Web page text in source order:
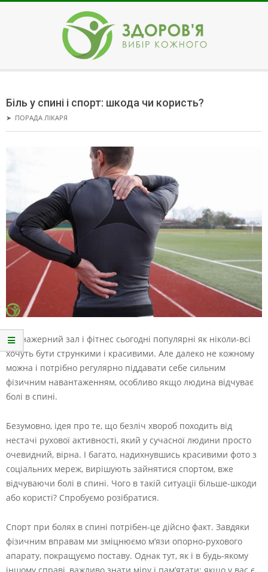
ЗДОРОВ'Я
Menu
Біль у спині і спорт: шкода чи користь?
➤ ПОРАДА ЛІКАРЯ
Тренажерний зал і фітнес сьогодні популярні як ніколи-всі
хочуть бути стрункими і красивими. Але далеко не кожному
можна і потрібно регулярно піддавати себе сильним
фізичним навантаженням, особливо якщо людина відчуває
болі в спині.
Безумовно, ідея про те, що безліч хвороб походить від
нестачі рухової активності, який у сучасної людини просто
очевидний, вірна. І багато, надихнувшись красивими фото з
соціальних мереж, вирішують зайнятися спортом, вже
відчуваючи болі в спині. Чого в такій ситуації більше-шкоди
або користі? Спробуємо розібратися.
Спорт при болях в спині потрібен-це дійсно факт. Завдяки
фізичним вправам ми зміцнюємо м’язи опорно-рухового
апарату, покращуємо поставу. Однак тут, як і в будь-якому